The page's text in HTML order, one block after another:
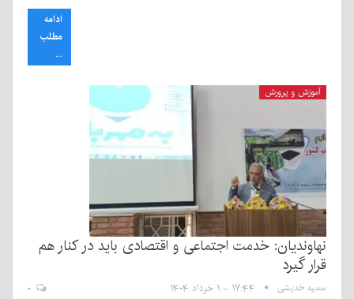
ادامه
مطلب
...
آموزش و پرورش
نهاوندیان: خدمت اجتماعی و اقتصادی باید در کنار هم
قرار گیرد
سمیه خدیشی ۱۷:۴۴ - ۱ خرداد ۱۴۰۴